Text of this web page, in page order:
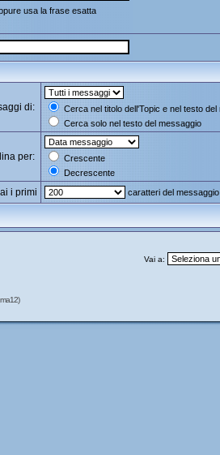
usa la frase esatta
di:
Cerca nel titolo dell'Topic e nel testo del
Cerca solo nel testo del messaggio
per:
Crescente
Decrescente
i primi caratteri del messaggio
Vai a: